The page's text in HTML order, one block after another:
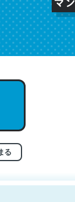
る
れ好き。Let’s
かい？ by ラーズ・ヌ